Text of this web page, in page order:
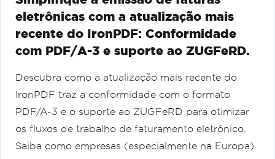
eletrônicas com a atualização mais
recente do IronPDF: Conformidade
com PDF/A-3 e suporte ao ZUGFeRD.
Descubra como a atualização mais recente do
IronPDF traz a conformidade com o formato
PDF/A-3 e o suporte ao ZUGFeRD para otimizar
os fluxos de trabalho de faturamento eletrônico.
Saiba como empresas (especialmente na Europa)